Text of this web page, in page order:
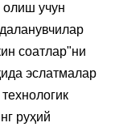
олиш учун
соатлар"ни
эслатмалар
руҳий